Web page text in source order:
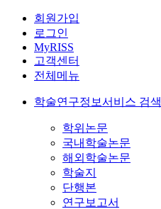
회원가입
로그인
MyRISS
고객센터
전체메뉴
학술연구정보서비스 검색
학위논문
국내학술논문
해외학술논문
학술지
단행본
연구보고서